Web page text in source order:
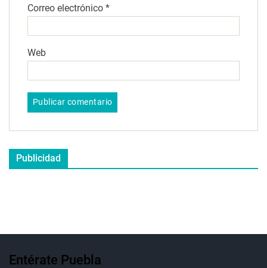
Correo electrónico *
Web
Publicidad
Entérate Puebla